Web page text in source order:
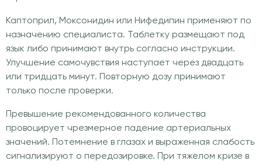
Каптоприл, Моксонидин или Нифедипин применяют по
назначению специалиста. Таблетку размещают под
язык либо принимают внутрь согласно инструкции.
Улучшение самочувствия наступает через двадцать
или тридцать минут. Повторную дозу принимают
только после проверки.
Превышение рекомендованного количества
провоцирует чрезмерное падение артериальных
значений. Потемнение в глазах и выраженная слабость
сигнализируют о передозировке. При тяжелом кризе в